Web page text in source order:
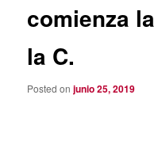
comienza
la C.
Posted onjunio 25, 2019